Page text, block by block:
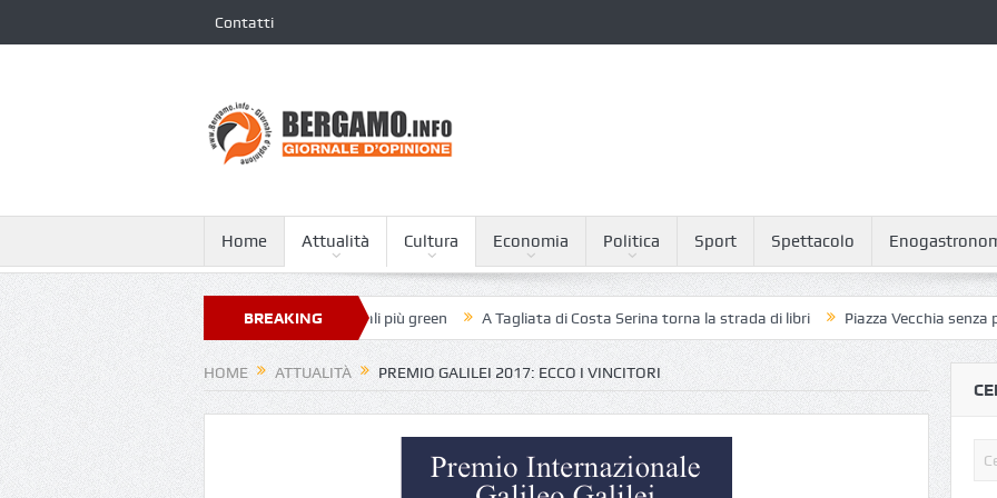
Contatti
Home Attualità Cultura Economia Politica Sport Spettacolo
BREAKING
NEWS
Giovanni XXIII nella classifica dei 250 ospedali più green A Tagliata di Costa Serina torna la strada di libri Piazza Vecchia senza piccioni:
HOME ATTUALITÀ PREMIO GALILEI 2017: ECCO I VINCITORI